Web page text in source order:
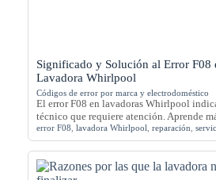
Significado y Solución al Error F08
Lavadora Whirlpool
Códigos de error por marca y electrodoméstico
El error F08 en lavadoras Whirlpool
técnico que requiere atención. Aprende
error F08 lavadora Whirlpool reparación